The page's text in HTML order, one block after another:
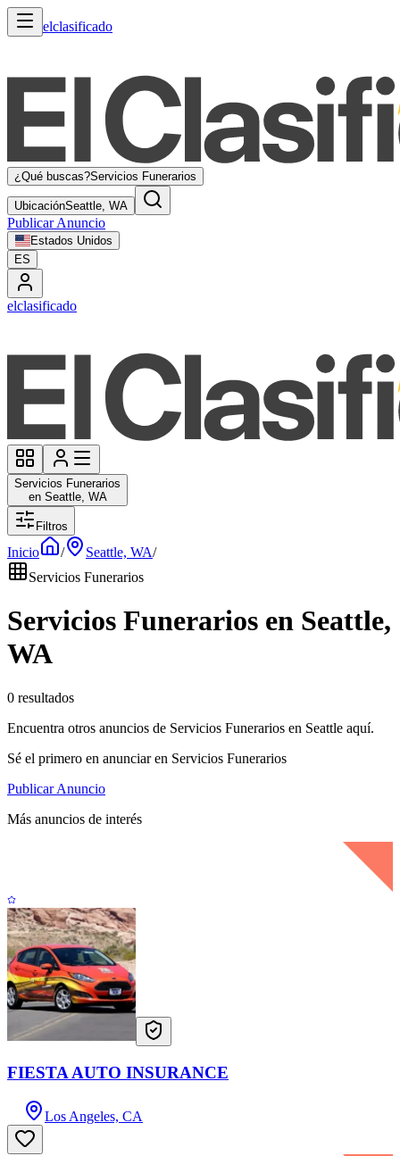
elclasificado
¿Qué buscas?Servicios Funerarios
UbicaciónSeattle, WA
Publicar Anuncio
Estados Unidos
ES
elclasificado
Servicios Funerarios
en Seattle, WA
Filtros
Inicio / Seattle, WA/
Servicios Funerarios
Servicios Funerarios en Seattle,
WA
0 resultados
Encuentra otros anuncios de Servicios Funerarios en Seattle aquí.
Sé el primero en anunciar en Servicios Funerarios
Publicar Anuncio
Más anuncios de interés
FIESTA AUTO INSURANCE
Los Angeles, CA